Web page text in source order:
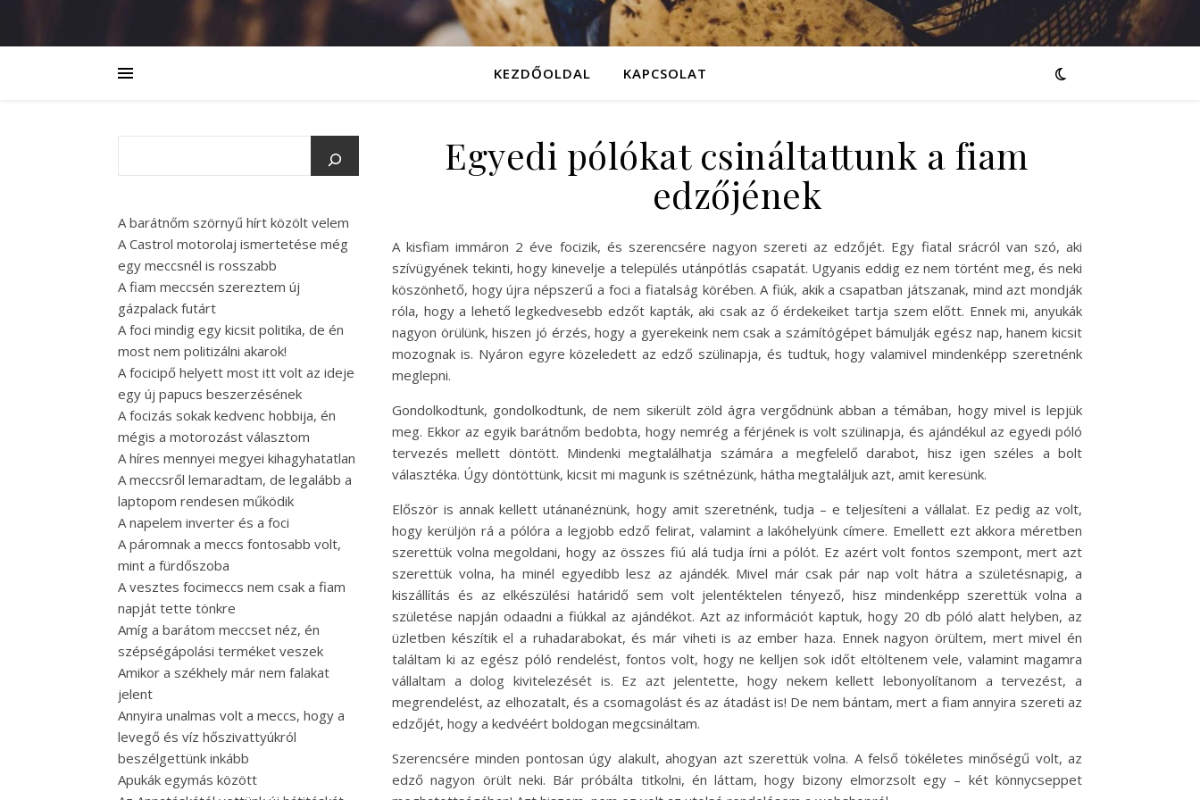
KEZDŐOLDAL KAPCSOLAT
A barátnőm szörnyű hírt közölt velem
A Castrol motorolaj ismertetése még
egy meccsnél is rosszabb
A fiam meccsén szereztem új
gázpalack futárt
A foci mindig egy kicsit politika, de én
most nem politizálni akarok!
A focicipő helyett most itt volt az ideje
egy új papucs beszerzésének
A focizás sokak kedvenc hobbija, én
mégis a motorozást választom
A híres mennyei megyei kihagyhatatlan
A meccsről lemaradtam, de legalább a
laptopom rendesen működik
A napelem inverter és a foci
A páromnak a meccs fontosabb volt,
mint a fürdőszoba
A vesztes focimeccs nem csak a fiam
napját tette tönkre
Amíg a barátom meccset néz, én
szépségápolási terméket veszek
Amikor a székhely már nem falakat
jelent
Annyira unalmas volt a meccs, hogy a
levegő és víz hőszivattyúkról
beszélgettünk inkább
Apukák egymás között
Egyedi pólókat csináltattunk a fiam
edzőjének
A kisfiam immáron 2 éve focizik, és szerencsére nagyon szereti az edzőjét. Egy fiatal srácról van szó, aki
szívügyének tekinti, hogy kinevelje a település utánpótlás csapatát. Ugyanis eddig ez nem történt meg, és neki
köszönhető, hogy újra népszerű a foci a fiatalság körében. A fiúk, akik a csapatban játszanak, mind azt mondják
róla, hogy a lehető legkedvesebb edzőt kapták, aki csak az ő érdekeiket tartja szem előtt. Ennek mi, anyukák
nagyon örülünk, hiszen jó érzés, hogy a gyerekeink nem csak a számítógépet bámulják egész nap, hanem kicsit
mozognak is. Nyáron egyre közeledett az edző szülinapja, és tudtuk, hogy valamivel mindenképp szeretnénk
meglepni.
Gondolkodtunk, gondolkodtunk, de nem sikerült zöld ágra vergődnünk abban a témában, hogy mivel is lepjük
meg. Ekkor az egyik barátnőm bedobta, hogy nemrég a férjének is volt szülinapja, és ajándékul az egyedi póló
tervezés mellett döntött. Mindenki megtalálhatja számára a megfelelő darabot, hisz igen széles a bolt
választéka. Úgy döntöttünk, kicsit mi magunk is szétnézünk, hátha megtaláljuk azt, amit keresünk.
Először is annak kellett utánanéznünk, hogy amit szeretnénk, tudja – e teljesíteni a vállalat. Ez pedig az volt,
hogy kerüljön rá a pólóra a legjobb edző felirat, valamint a lakóhelyünk címere. Emellett ezt akkora méretben
szerettük volna megoldani, hogy az összes fiú alá tudja írni a pólót. Ez azért volt fontos szempont, mert azt
szerettük volna, ha minél egyedibb lesz az ajándék. Mivel már csak pár nap volt hátra a születésnapig, a
kiszállítás és az elkészülési határidő sem volt jelentéktelen tényező, hisz mindenképp szerettük volna a
születése napján odaadni a fiúkkal az ajándékot. Azt az információt kaptuk, hogy 20 db póló alatt helyben, az
üzletben készítik el a ruhadarabokat, és már viheti is az ember haza. Ennek nagyon örültem, mert mivel én
találtam ki az egész póló rendelést, fontos volt, hogy ne kelljen sok időt eltöltenem vele, valamint magamra
vállaltam a dolog kivitelezését is. Ez azt jelentette, hogy nekem kellett lebonyolítanom a tervezést, a
megrendelést, az elhozatalt, és a csomagolást és az átadást is! De nem bántam, mert a fiam annyira szereti az
edzőjét, hogy a kedvéért boldogan megcsináltam.
Szerencsére minden pontosan úgy alakult, ahogyan azt szerettük volna. A felső tökéletes minőségű volt, az
edző nagyon örült neki. Bár próbálta titkolni, én láttam, hogy bizony elmorzsolt egy – két könnycseppet